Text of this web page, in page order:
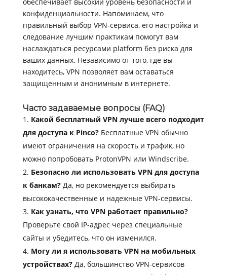
конфиденциальности. Напоминаем, что
правильный выбор VPN-сервиса, его настройка и
следование лучшим практикам помогут вам
наслаждаться ресурсами platform без риска для
ваших данных. Независимо от того, где вы
находитесь, VPN позволяет вам оставаться
защищенным и анонимным в интернете.
Часто задаваемые вопросы (FAQ)
Какой бесплатный VPN лучше всего подходит
для доступа к Pinco?Бесплатные VPN обычно
имеют ограничения на скорость и трафик, но
можно попробовать ProtonVPN или Windscribe.
Безопасно ли использовать VPN для доступа
к банкам?Да, но рекомендуется выбирать
высококачественные и надежные VPN-сервисы.
Как узнать, что VPN работает правильно?
Проверьте свой IP-адрес через специальные
сайты и убедитесь, что он изменился.
Могу ли я использовать VPN на мобильных
устройствах?Да, большинство VPN-сервисов